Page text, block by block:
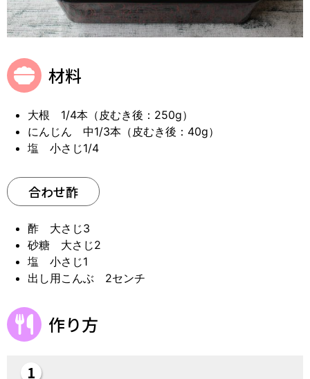
材料
大根 1/4本（皮むき後：250g）
にんじん 中1/3本（皮むき後：40g）
塩 小さじ1/4
合わせ酢
酢 大さじ3
砂糖 大さじ2
塩 小さじ1
出し用こんぶ 2センチ
作り方